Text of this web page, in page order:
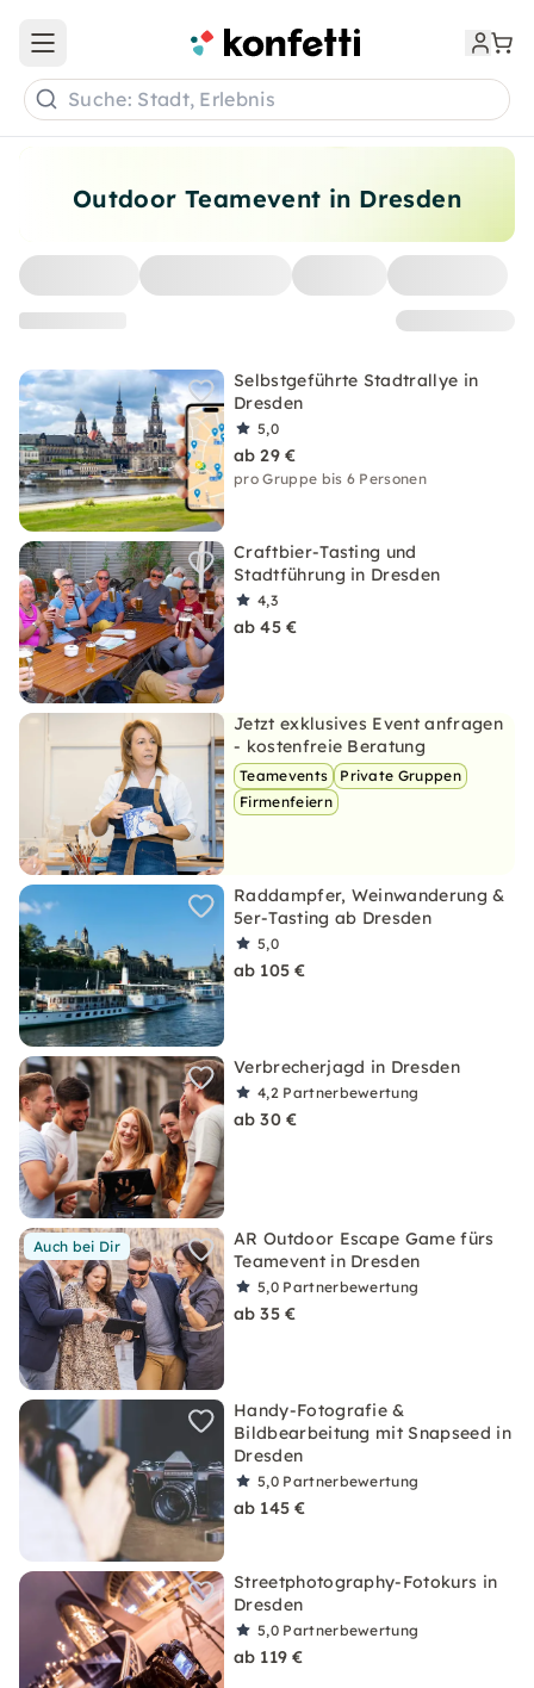
Outdoor Teamevent in Dresden
Selbstgeführte Stadtrallye in
Dresden
5,0
ab 29 €
pro Gruppe bis 6 Personen
Craftbier-Tasting und
Stadtführung in Dresden
4,3
ab 45 €
Jetzt exklusives Event anfragen
- kostenfreie Beratung
Teamevents
Private Gruppen
Firmenfeiern
Raddampfer, Weinwanderung &
5er-Tasting ab Dresden
5,0
ab 105 €
Verbrecherjagd in Dresden
4,2 Partnerbewertung
ab 30 €
Auch bei Dir
AR Outdoor Escape Game fürs
Teamevent in Dresden
5,0 Partnerbewertung
ab 35 €
Handy-Fotografie &
Bildbearbeitung mit Snapseed in
Dresden
5,0 Partnerbewertung
ab 145 €
Streetphotography-Fotokurs in
Dresden
5,0 Partnerbewertung
ab 119 €
Open main menu
Suche: Stadt, Erlebnis